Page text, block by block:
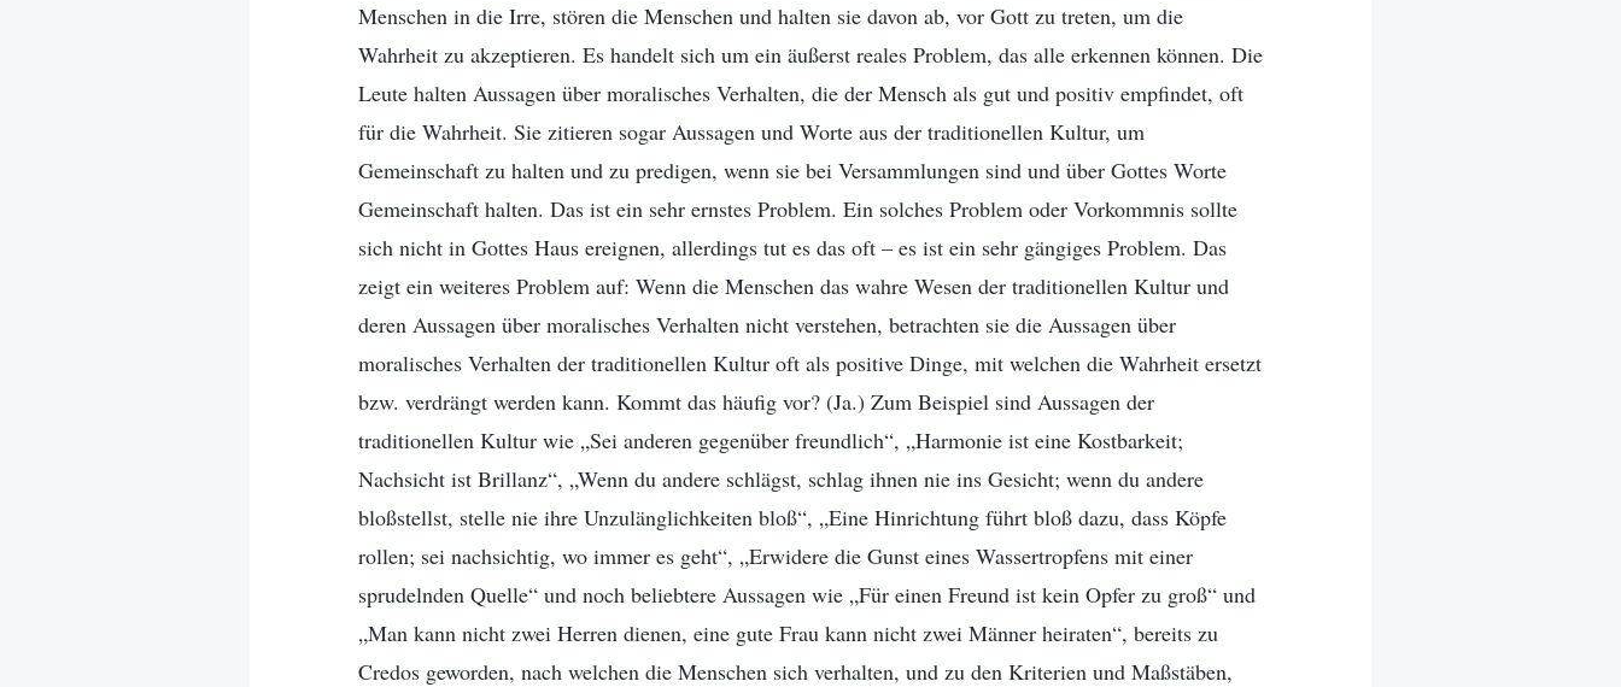
Menschen in die Irre, stören die Menschen und halten sie davon ab, vor Gott zu treten, um die
Wahrheit zu akzeptieren. Es handelt sich um ein äußerst reales Problem, das alle erkennen können. Die
Leute halten Aussagen über moralisches Verhalten, die der Mensch als gut und positiv empfindet, oft
für die Wahrheit. Sie zitieren sogar Aussagen und Worte aus der traditionellen Kultur, um
Gemeinschaft zu halten und zu predigen, wenn sie bei Versammlungen sind und über Gottes Worte
Gemeinschaft halten. Das ist ein sehr ernstes Problem. Ein solches Problem oder Vorkommnis sollte
sich nicht in Gottes Haus ereignen, allerdings tut es das oft – es ist ein sehr gängiges Problem. Das
zeigt ein weiteres Problem auf: Wenn die Menschen das wahre Wesen der traditionellen Kultur und
deren Aussagen über moralisches Verhalten nicht verstehen, betrachten sie die Aussagen über
moralisches Verhalten der traditionellen Kultur oft als positive Dinge, mit welchen die Wahrheit ersetzt
bzw. verdrängt werden kann. Kommt das häufig vor? (Ja.) Zum Beispiel sind Aussagen der
traditionellen Kultur wie „Sei anderen gegenüber freundlich“, „Harmonie ist eine Kostbarkeit;
Nachsicht ist Brillanz“, „Wenn du andere schlägst, schlag ihnen nie ins Gesicht; wenn du andere
bloßstellst, stelle nie ihre Unzulänglichkeiten bloß“, „Eine Hinrichtung führt bloß dazu, dass Köpfe
rollen; sei nachsichtig, wo immer es geht“, „Erwidere die Gunst eines Wassertropfens mit einer
sprudelnden Quelle“ und noch beliebtere Aussagen wie „Für einen Freund ist kein Opfer zu groß“ und
„Man kann nicht zwei Herren dienen, eine gute Frau kann nicht zwei Männer heiraten“, bereits zu
Credos geworden, nach welchen die Menschen sich verhalten, und zu den Kriterien und Maßstäben,